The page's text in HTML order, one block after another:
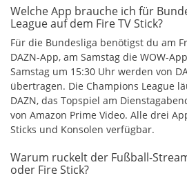
Welche App brauche ich für
League auf dem Fire TV Stick?
Für die Bundesliga benötigst du am
DAZN-App, am Samstag die WOW-
Samstag um 15:30 Uhr werden von
übertragen. Die Champions League
DAZN, das Topspiel am
von Amazon Prime Video. Alle drei
Sticks und Konsolen verfügbar.
Warum ruckelt der Fußball-
oder Fire Stick?